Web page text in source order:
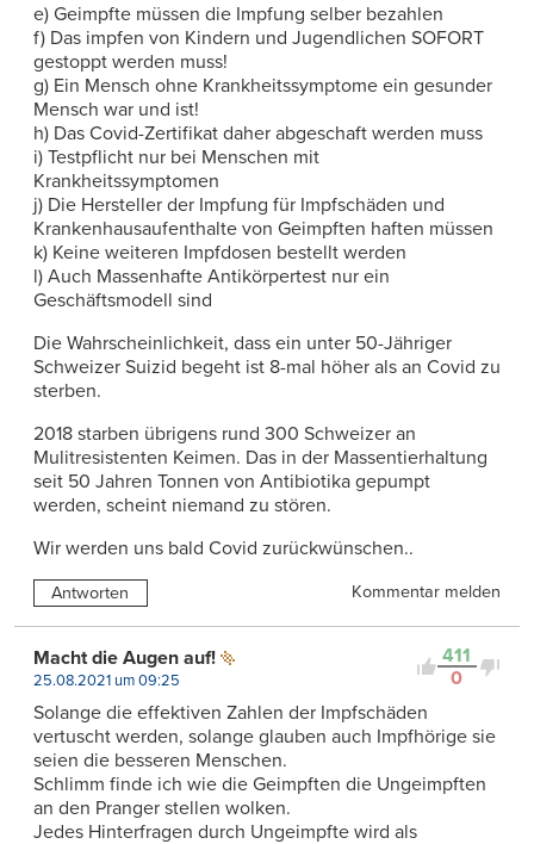
e) Geimpfte müssen die Impfung selber bezahlen
f) Das impfen von Kindern und Jugendlichen SOFORT
gestoppt werden muss!
g) Ein Mensch ohne Krankheitssymptome ein gesunder
Mensch war und ist!
h) Das Covid-Zertifikat daher abgeschaft werden muss
i) Testpflicht nur bei Menschen mit
Krankheitssymptomen
j) Die Hersteller der Impfung für Impfschäden und
Krankenhausaufenthalte von Geimpften haften müssen
k) Keine weiteren Impfdosen bestellt werden
l) Auch Massenhafte Antikörpertest nur ein
Geschäftsmodell sind
Die Wahrscheinlichkeit, dass ein unter 50-Jähriger
Schweizer Suizid begeht ist 8-mal höher als an Covid zu
sterben.
2018 starben übrigens rund 300 Schweizer an
Mulitresistenten Keimen. Das in der Massentierhaltung
seit 50 Jahren Tonnen von Antibiotika gepumpt
werden, scheint niemand zu stören.
Wir werden uns bald Covid zurückwünschen..
Antworten Kommentar melden
411
0
Macht die Augen auf!
25.08.2021 um 09:25
Solange die effektiven Zahlen der Impfschäden
vertuscht werden, solange glauben auch Impfhörige sie
seien die besseren Menschen.
Schlimm finde ich wie die Geimpften die Ungeimpften
an den Pranger stellen wolken.
Jedes Hinterfragen durch Ungeimpfte wird als